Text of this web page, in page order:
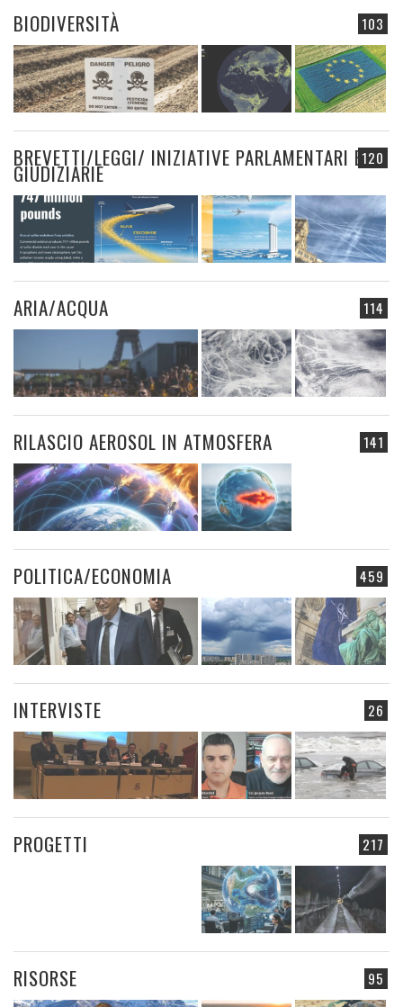
103
BIODIVERSITÀ
120
BREVETTI/LEGGI/ INIZIATIVE PARLAMENTARI E
GIUDIZIARIE
114
ARIA/ACQUA
141
RILASCIO AEROSOL IN ATMOSFERA
459
POLITICA/ECONOMIA
26
INTERVISTE
217
PROGETTI
95
RISORSE